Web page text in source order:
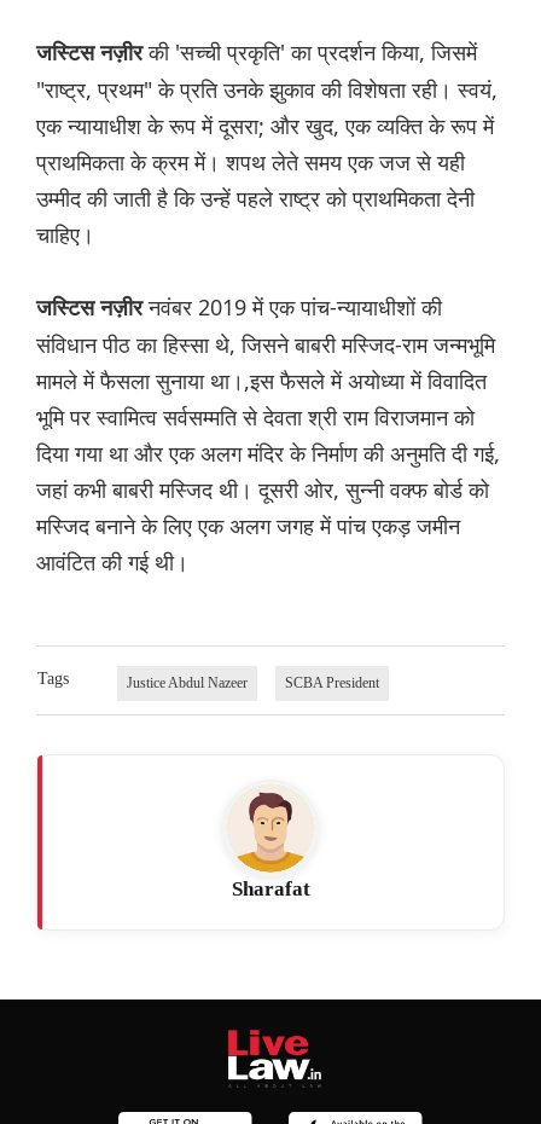
जस्टिस नज़ीरकी 'सच्ची प्रकृति' का प्रदर्शन किया, जिसमें
"राष्ट्र, प्रथम" के प्रति उनके झुकाव की विशेषता रही। स्वयं,
एक न्यायाधीश के रूप में दूसरा; और खुद, एक व्यक्ति के रूप में
प्राथमिकता के क्रम में। शपथ लेते समय एक जज से यही
उम्मीद की जाती है कि उन्हें पहले राष्ट्र को प्राथमिकता देनी
चाहिए।
जस्टिस नज़ीरनवंबर 2019 में एक पांच-न्यायाधीशों की
संविधान पीठ का हिस्सा थे, जिसने बाबरी मस्जिद-राम जन्मभूमि
मामले में फैसला सुनाया था।,इस फैसले में अयोध्या में विवादित
भूमि पर स्वामित्व सर्वसम्मति से देवता श्री राम विराजमान को
दिया गया था और एक अलग मंदिर के निर्माण की अनुमति दी गई,
जहां कभी बाबरी मस्जिद थी। दूसरी ओर, सुन्नी वक्फ बोर्ड को
मस्जिद बनाने के लिए एक अलग जगह में पांच एकड़ जमीन
आवंटित की गई थी।
Tags Justice Abdul Nazeer SCBA President
Sharafat